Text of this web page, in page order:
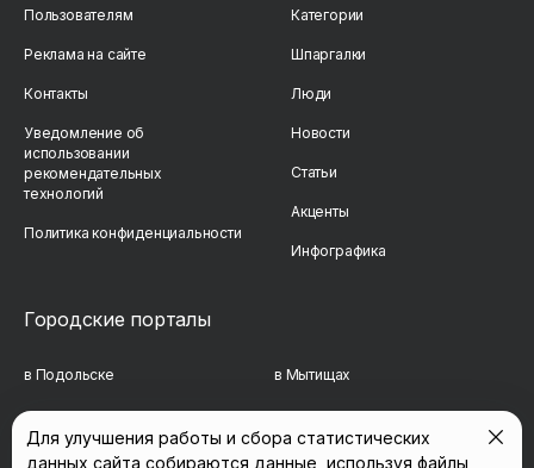
Пользователям
Реклама на сайте
Контакты
Уведомление об
использовании
рекомендательных
технологий
Политика конфиденциальности
Категории
Шпаргалки
Люди
Новости
Статьи
Акценты
Инфографика
Городские порталы
в Подольске в Мытищах
в Реутове
в Сергиевом Посаде в Люберцах
Для улучшения работы и сбора статистических
данных сайта собираются данные, используя файлы